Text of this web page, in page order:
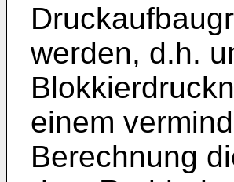
werden, d.h.
einem
Berechnung